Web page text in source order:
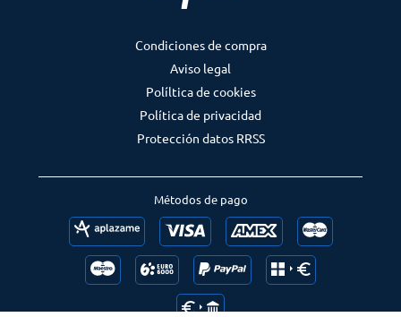
Métodos de pago
Condiciones de compra
Aviso legal
Políltica de cookies
Política de privacidad
Protección datos RRSS